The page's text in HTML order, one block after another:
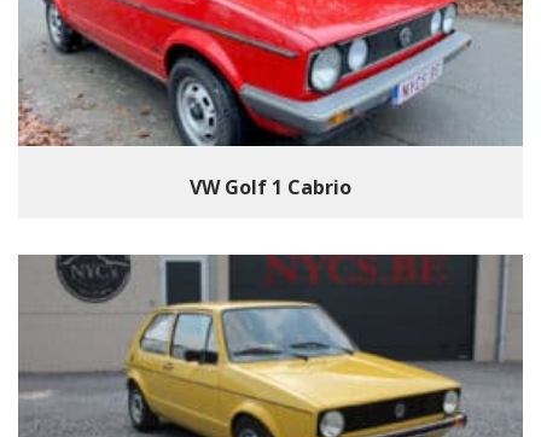
VW Golf 1 Cabrio